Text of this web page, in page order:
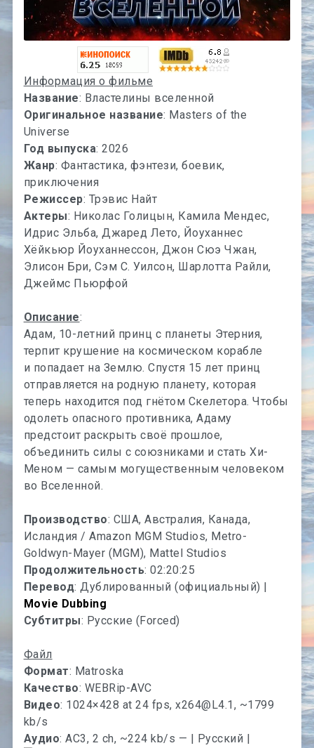
Информация о фильме
Название: Властелины вселенной
Оригинальное название: Masters of the
Universe
Год выпуска: 2026
Жанр: Фантастика, фэнтези, боевик,
приключения
Режиссер: Трэвис Найт
Актеры: Николас Голицын, Камила Мендес,
Идрис Эльба, Джаред Лето, Йоуханнес
Хёйкьюр Йоуханнессон, Джон Сюэ Чжан,
Элисон Бри, Сэм С. Уилсон, Шарлотта Райли,
Джеймс Пьюрфой
Описание:
Адам, 10-летний принц с планеты Этерния,
терпит крушение на космическом корабле
и попадает на Землю. Спустя 15 лет принц
отправляется на родную планету, которая
теперь находится под гнётом Скелетора. Чтобы
одолеть опасного противника, Адаму
предстоит раскрыть своё прошлое,
объединить силы с союзниками и стать Хи-
Меном — самым могущественным человеком
во Вселенной.
Производство: США, Австралия, Канада,
Исландия / Amazon MGM Studios, Metro-
Goldwyn-Mayer (MGM), Mattel Studios
Продолжительность: 02:20:25
Перевод: Дублированный (официальный) |
Movie Dubbing
Субтитры: Русские (Forced)
Файл
Формат: Matroska
Качество: WEBRip-AVC
Видео: 1024×428 at 24 fps,x264@L4.1 , ~1799
kb/s
Аудио: AC3, 2 ch, ~224 kb/s — | Русский |